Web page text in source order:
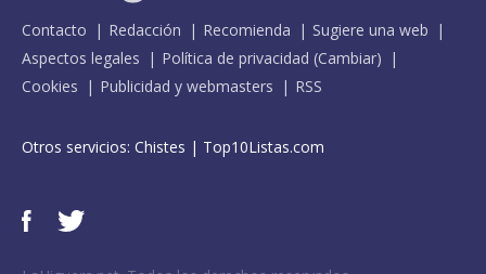
Contacto Redacción Recomienda
Sugiere una web
Aspectos legales
Política de privacidad (Cambiar)
Cookies
Publicidad y webmasters RSS
Otros servicios: Chistes | Top10Listas.com